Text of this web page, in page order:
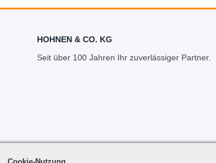
HOHNEN & CO. KG
Seit über 100 Jahren Ihr zuverlässiger Partner.